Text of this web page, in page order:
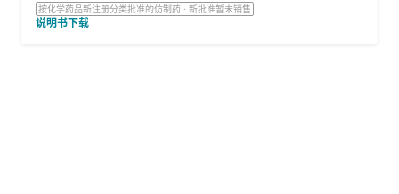
按化学药品新注册分类批准的仿制药 · 新批准暂未销售
说明书下载